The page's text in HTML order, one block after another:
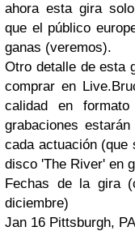
ahora esta gira
que el público
ganas (veremos).
Otro detalle de esta
comprar en
calidad en
grabaciones
cada actuación (que
disco 'The River' en
Fechas de la gira
diciembre)
Jan 16 Pittsburgh,